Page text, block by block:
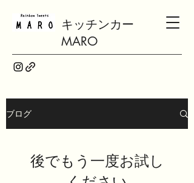
キッチンカー
MARO
ブログ
後でもう一度お試し